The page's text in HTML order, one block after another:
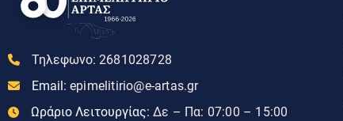
Τηλεφωνο: 2681028728
Email: epimelitirio@e-artas.gr
Ωράριο Λειτουργίας: Δε – Πα: 07:00 – 15:00